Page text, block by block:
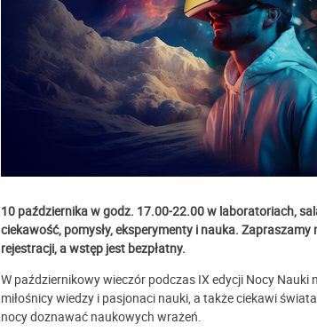
10 października w godz. 17.00-22.00 w laboratoriach,
ciekawość, pomysły, eksperymenty i nauka.
rejestracji, a wstęp jest bezpłatny.
W październikowy wieczór podczas IX edycji Nocy
miłośnicy wiedzy i pasjonaci nauki, a także ciekawi
nocy doznawać naukowych wrażeń.